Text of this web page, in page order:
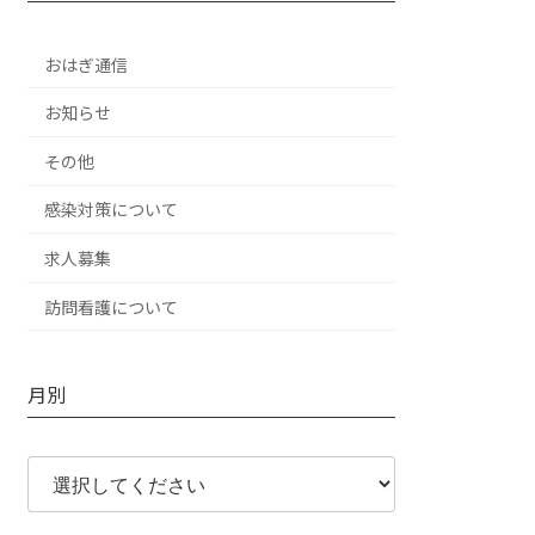
おはぎ通信
お知らせ
その他
感染対策について
求人募集
訪問看護について
月別